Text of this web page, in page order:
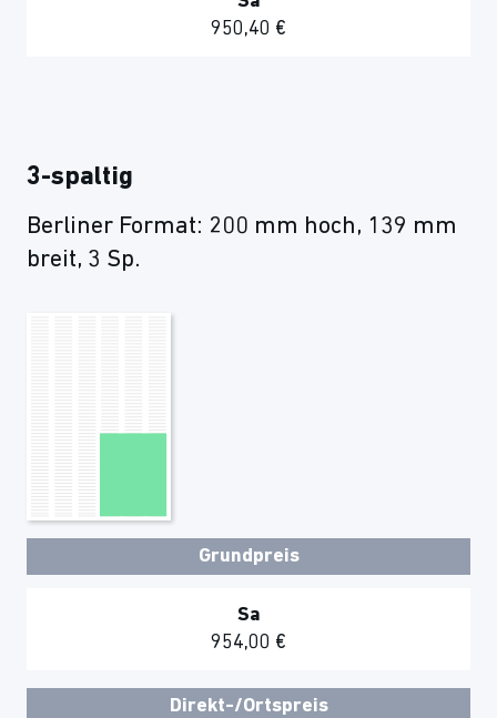
950,40 €
3-spaltig
Berliner Format: 200 mm hoch, 139 mm
breit, 3 Sp.
Grundpreis
Sa
954,00 €
Direkt-/Ortspreis